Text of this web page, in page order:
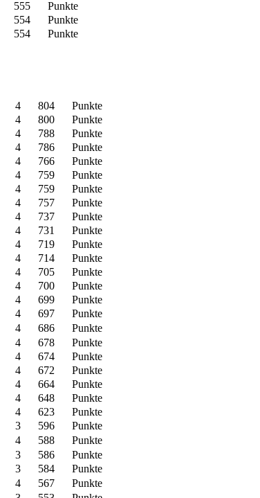
555
Punkte
554
Punkte
554 Punkte
4 804
Punkte
4 800
Punkte
4 788
Punkte
4 786
Punkte
4 766
Punkte
4 759
Punkte
4 759
Punkte
4 757
Punkte
4 737
Punkte
4 731
Punkte
4 719
Punkte
4 714
Punkte
4 705
Punkte
4 700
Punkte
4 699
Punkte
4 697
Punkte
4 686
Punkte
4 678
Punkte
4 674
Punkte
4 672
Punkte
4 664
Punkte
4 648
Punkte
4 623
Punkte
3 596
Punkte
4 588
Punkte
3 586
Punkte
3 584
Punkte
4 567
Punkte